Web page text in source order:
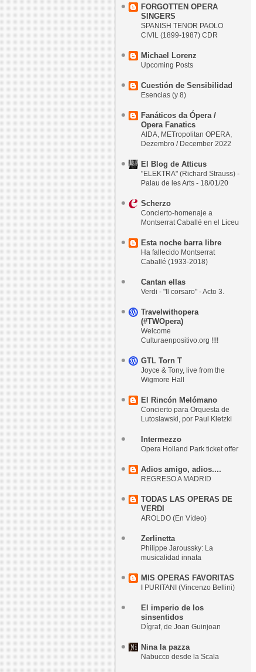
FORGOTTEN OPERA
SINGERS
SPANISH TENOR PAOLO
CIVIL (1899-1987) CDR
Michael Lorenz
Upcoming Posts
Cuestión de Sensibilidad
Esencias (y 8)
Fanáticos da Ópera /
Opera Fanatics
AIDA, METropolitan OPERA,
Dezembro / December 2022
El Blog de Atticus
"ELEKTRA" (Richard Strauss) -
Palau de les Arts - 18/01/20
Scherzo
Concierto-homenaje a
Montserrat Caballé en el Liceu
Esta noche barra libre
Ha fallecido Montserrat
Caballé (1933-2018)
Cantan ellas
Verdi - "Il corsaro" - Acto 3.
Travelwithopera
(#TWOpera)
Welcome
Culturaenpositivo.org !!!!
GTL Torn T
Joyce & Tony, live from the
Wigmore Hall
El Rincón Melómano
Concierto para Orquesta de
Lutoslawski, por Paul Kletzki
Intermezzo
Opera Holland Park ticket offer
Adios amigo, adios....
REGRESO A MADRID
TODAS LAS OPERAS DE
VERDI
AROLDO (En Vídeo)
Zerlinetta
Philippe Jaroussky: La
musicalidad innata
MIS OPERAS FAVORITAS
I PURITANI (Vincenzo Bellini)
El imperio de los
sinsentidos
Dígraf, de Joan Guinjoan
Nina la pazza
Nabucco desde la Scala